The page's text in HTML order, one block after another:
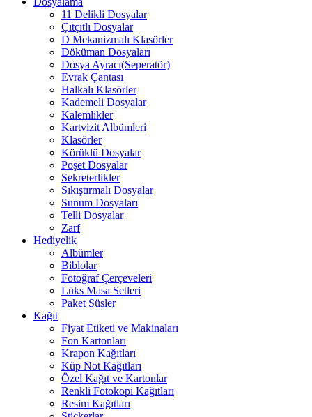
11 Delikli Dosyalar
Çıtçıtlı Dosyalar
D Mekanizmalı Klasörler
Döküman Dosyaları
Dosya Ayracı(Seperatör)
Evrak Çantası
Halkalı Klasörler
Kademeli Dosyalar
Kalemlikler
Kartvizit Albümleri
Klasörler
Körüklü Dosyalar
Poşet Dosyalar
Sekreterlikler
Sıkıştırmalı Dosyalar
Sunum Dosyaları
Telli Dosyalar
Zarf
Hediyelik
Albümler
Biblolar
Fotoğraf Çerçeveleri
Lüks Masa Setleri
Paket Süsler
Kağıt
Fiyat Etiketi ve Makinaları
Fon Kartonları
Krapon Kağıtları
Küp Not Kağıtları
Özel Kağıt ve Kartonlar
Renkli Fotokopi Kağıtları
Resim Kağıtları